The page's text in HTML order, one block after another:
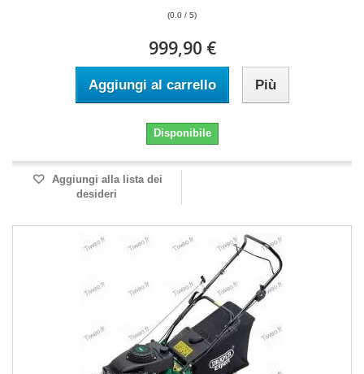
(0.0 / 5)
999,90 €
Aggiungi al carrello Più
Disponibile
Aggiungi alla lista dei
desideri